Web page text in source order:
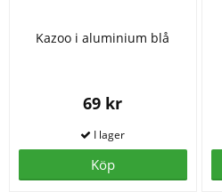
Kazoo i aluminium blå
69 kr
Köp